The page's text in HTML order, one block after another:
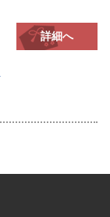
詳細へ